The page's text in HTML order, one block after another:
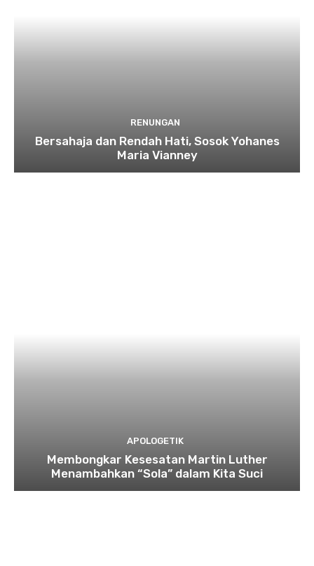
RENUNGAN
Bersahaja dan Rendah Hati, Sosok Yohanes
Maria Vianney
APOLOGETIK
Membongkar Kesesatan Martin Luther
Menambahkan “Sola” dalam Kita Suci